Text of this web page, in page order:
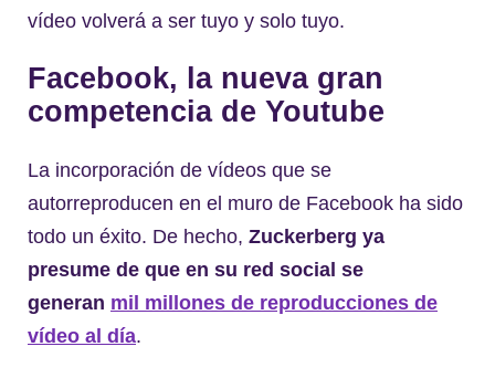
vídeo volverá a ser tuyo y solo tuyo.
Facebook, la nueva gran
competencia de Youtube
La incorporación de vídeos que se
autorreproducen en el muro de Facebook ha sido
todo un éxito. De hecho, Zuckerberg ya
presume de que en su red social se
generan mil millones de reproducciones de
vídeo al día.